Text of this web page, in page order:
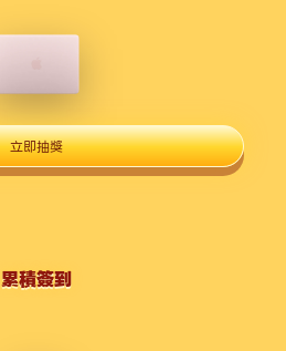
立即抽獎
累積簽到